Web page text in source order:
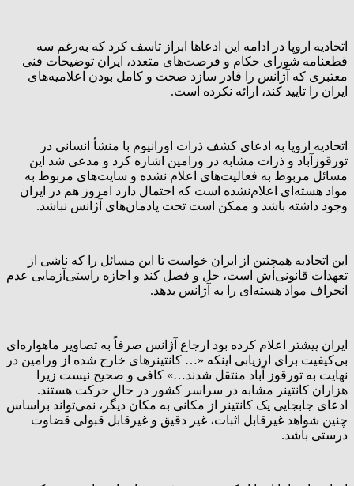
اتحادیه اروپا در ادامه این ادعاها ابراز تاسف کرد که به‌رغم سه
قطعنامه شورای حکام و فرصت‌های متعدد، ایران توضیحات فنی
معتبری که آژانس را قادر سازد صحت و کامل بودن اعلامیه‌های
ایران را تایید کند، ارائه نکرده است.
اتحادیه اروپا به ادعای کشف ذرات اورانیوم با منشأ انسانی در
تورقوزآباد و ذرات مشابه در ورامین اشاره کرد و مدعی شد این
مسائل مربوط به فعالیت‌های اعلام نشده و سایت‌های مربوط به
مواد هسته‌ای اعلام‌نشده است که احتمال دارد امروز هم در ایران
وجود داشته باشد و ممکن است تحت پادمان‌های آژانس نباشد.
این اتحادیه همچنین از ایران خواست تا این مسائل را که ناشی از
تعهدات قانونی‌اش است، حل و فصل کند و اجازه راستی‌آزمایی عدم
انحراف مواد هسته‌ای را به آژانس بدهد.
ایران پیشتر اعلام کرده بود ارجاع آژانس صرفاً به تصاویر ماهواره‌ای
بی‌کیفیت برای ارزیابی اینکه «… کانتینرهای خارج شده از ورامین در
نهایت به تورقوز آباد منتقل شدند…» کافی و صحیح نیست زیرا
هزاران کانتینر مشابه در سراسر کشور در حال حرکت هستند.
ادعای جابجایی یک کانتینر از مکانی به مکان دیگر، نمی‌تواند براساس
چنین شواهد غیرقابل اثبات، غیر دقیق و غیرقابل قبولی قضاوت
درستی باشد.